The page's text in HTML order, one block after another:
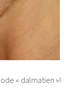
dalmatien »!